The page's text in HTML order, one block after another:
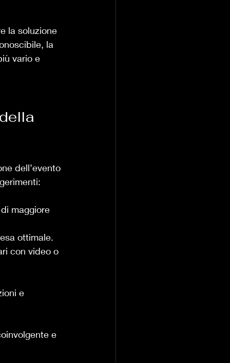
la soluzione
la
vario e
dell’evento
maggiore
ottimale.
con video o
e
e